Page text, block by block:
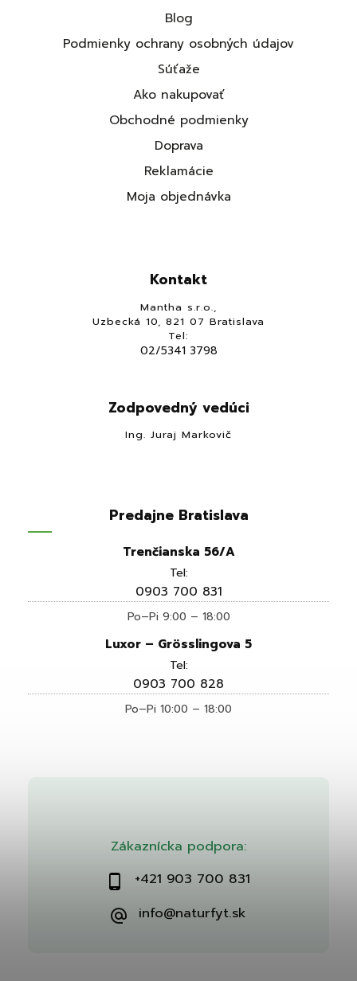
Zákaznícka podpora:
+421 903 700 831
info@naturfyt.sk
Blog
Podmienky ochrany osobných údajov
Súťaže
Ako nakupovať
Obchodné podmienky
Doprava
Reklamácie
Moja objednávka
Kontakt
Mantha s.r.o.,
Uzbecká 10, 821 07 Bratislava
Tel:
02/5341 3798
Zodpovedný vedúci
Ing. Juraj Markovič
Predajne Bratislava
Trenčianska 56/A
Tel:
0903 700 831
Po–Pi 9:00 – 18:00
Luxor – Grösslingova 5
Tel:
0903 700 828
Po–Pi 10:00 – 18:00